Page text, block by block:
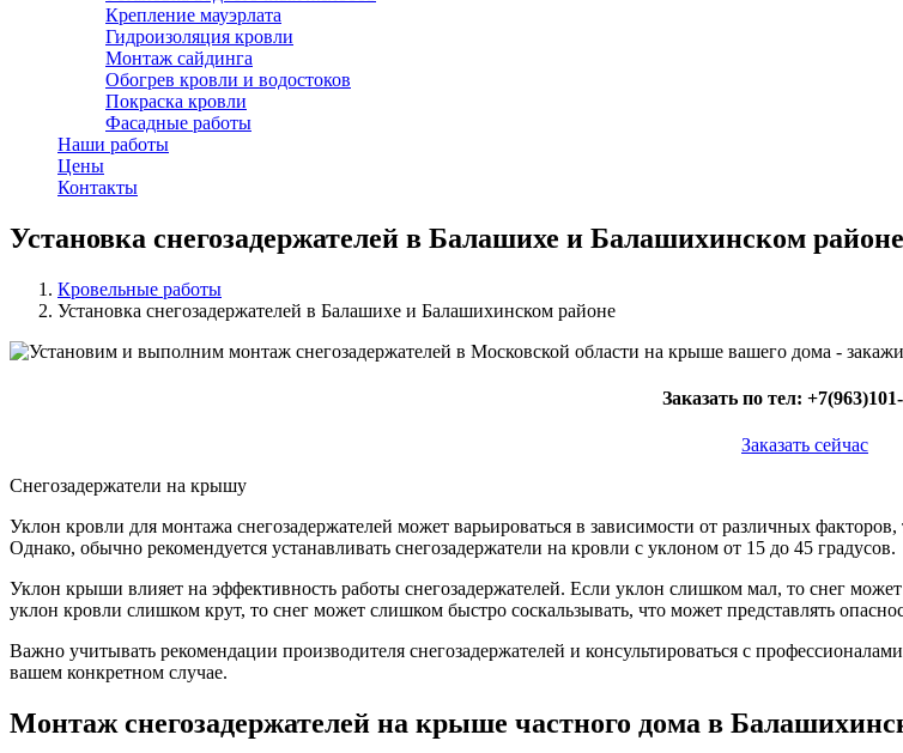
Крепление мауэрлата
Гидроизоляция кровли
Монтаж сайдинга
Обогрев кровли и водостоков
Покраска кровли
Фасадные работы
Наши работы
Цены
Контакты
Установка снегозадержателей в Балашихе и Балашихинском районе
Кровельные работы
Установка снегозадержателей в Балашихе и Балашихинском районе
Заказать по тел:
Заказать сейчас
Снегозадержатели на крышу
Уклон кровли для монтажа снегозадержателей может варьироваться в зависимости от различных
Однако, обычно рекомендуется устанавливать снегозадержатели на кровли с уклоном от 15 до 45 градусов.
Уклон крыши влияет на эффективность работы снегозадержателей. Если уклон слишком мал, то снег
уклон кровли слишком крут, то снег может слишком быстро соскальзывать, что может представлять
Важно учитывать рекомендации производителя снегозадержателей и консультироваться с
вашем конкретном случае.
Монтаж снегозадержателей на крыше частного дома в